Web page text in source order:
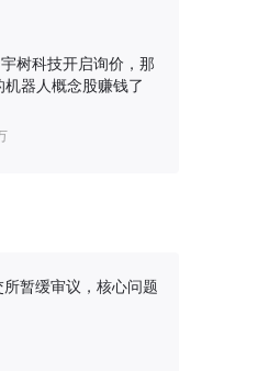
树科技开启询价，那
机器人概念股赚钱了
暂缓审议，核心问题